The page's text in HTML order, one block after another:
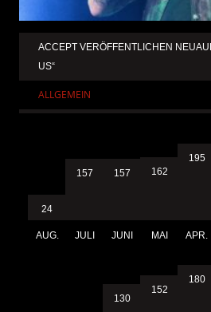
ACCEPT VERÖFFENTLICHEN
US“
ALLGEMEIN
24
AUG.
157
JULI
157
JUNI
162
MAI
195
APR.
130
152
180